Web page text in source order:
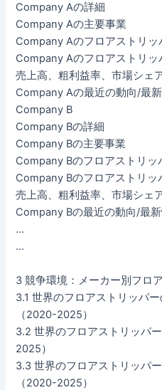
Company Aの詳細
Company Aの主要事業
Company Aのフロアストリッ
Company Aのフロアストリッ
売上高、粗利益率、市場シェ
Company Aの最近の動向/最
Company B
Company Bの詳細
Company Bの主要事業
Company Bのフロアストリッ
Company Bのフロアストリッ
売上高、粗利益率、市場シェ
Company Bの最近の動向/最
…
…
3 競争環境：メーカー別フロ
3.1 世界のフロアストリッパ
（2020-2025）
3.2 世界のフロアストリッパ
2025）
3.3 世界のフロアストリッパ
（2020-2025）